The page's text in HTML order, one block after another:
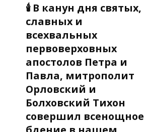
🕯 В канун дня святых,
славных и
всехвальных
первоверховных
апостолов Петра и
Павла, митрополит
Орловский и
Болховский Тихон
совершил всенощное